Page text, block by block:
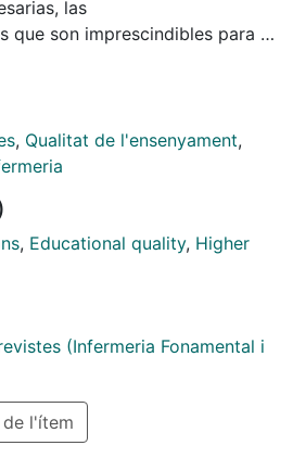
las
que son imprescindibles para el
que deben producirse en
serias inquietudes
ya actualmente no
y podrían modificarse. Para
para identificar qué
con el resto de escuelas,
se
que se nos
, Qualitat de l'ensenyament,
, Educational quality, Higher
(Infermeria Fonamental i
l'ítem